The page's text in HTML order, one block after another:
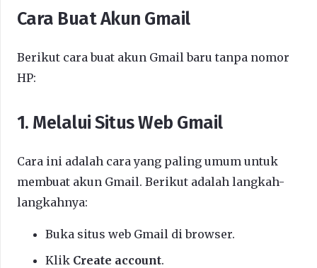
Cara Buat Akun Gmail
Berikut cara buat akun Gmail baru tanpa nomor
HP:
1. Melalui Situs Web Gmail
Cara ini adalah cara yang paling umum untuk
membuat akun Gmail. Berikut adalah langkah-
langkahnya:
Buka situs web Gmail di browser.
Klik Create account.